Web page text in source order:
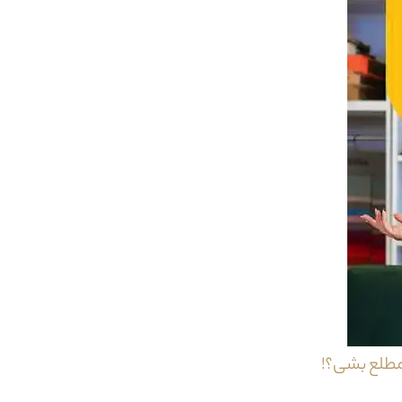
برش های بدنه چه در قسمت های نشیمن و چه در قسمت های چوبی این مدل
علاوه بر ایجاد حس راحتی هر چه بیشتر در نشیمن های بلند مدت می تواند
جدا گردد.نکته ی بعدی که می تواند نماد بسیار مناسبی در دقت دوخت این
ابعاد به نسبت کوچکتری می باشد.دسته های به نسبت عریض که در ساخت
مبل راحتی لیلیوم با توجه به طراحی هندسی بدنه ی خود و همچنین حالت
کامل گودی کمر و دوخت بسیار ظریف از جمله ویژگی های منحصر به فرد مبل
کش + لايکو + متقال
بشی؟!